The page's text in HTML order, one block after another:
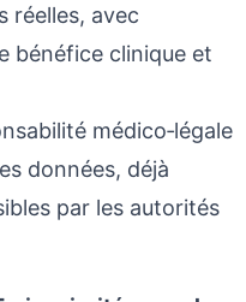
réelles, avec
bénéfice clinique et
médico‑légale
données, déjà
par les autorités